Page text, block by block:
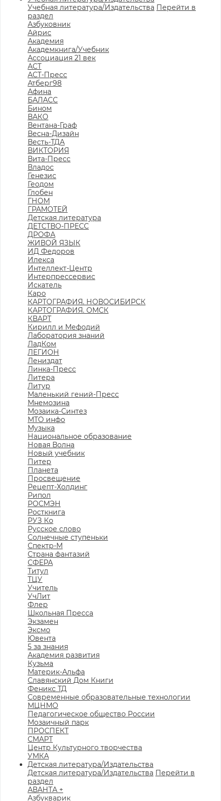
Учебная литература/Издательства Перейти в
раздел
Азбуковник
Айрис
Академия
Академкнига/Учебник
Ассоциация 21 век
АСТ
АСТ-Пресс
Атберг98
Афина
БАЛАСС
Бином
ВАКО
Вентана-Граф
Весна-Дизайн
Весть-ТДА
ВИКТОРИЯ
Вита-Пресс
Владос
Генезис
Геодом
Глобен
ГНОМ
ГРАМОТЕЙ
Детская литература
ДЕТСТВО-ПРЕСС
ДРОФА
ЖИВОЙ ЯЗЫК
ИД Федоров
Илекса
Интеллект-Центр
Интерпрессервис
Искатель
Каро
КАРТОГРАФИЯ. НОВОСИБИРСК
КАРТОГРАФИЯ. ОМСК
КВАРТ
Кирилл и Мефодий
Лаборатория знаний
ЛадКом
ЛЕГИОН
Лениздат
Линка-Пресс
Литера
Литур
Маленький гений-Пресс
Мнемозина
Мозаика-Синтез
МТО инфо
Музыка
Национальное образование
Новая Волна
Новый учебник
Питер
Планета
Просвещение
Рецепт-Холдинг
Рипол
РОСМЭН
Росткнига
РУЗ Ко
Русское слово
Солнечные ступеньки
Спектр-М
Страна фантазий
СФЕРА
Титул
ТЦУ
Учитель
УчЛит
Флер
Школьная Пресса
Экзамен
Эксмо
Ювента
5 за знания
Академия развития
Кузьма
Материк-Альфа
Славянский Дом Книги
Феникс ТД
Современные образовательные технологии
МЦНМО
Педагогическое общество России
Мозаичный парк
ПРОСПЕКТ
СМАРТ
Центр Культурного творчества
УМКА
Детская литература/Издательства
Детская литература/Издательства Перейти в
раздел
АВАНТА +
Азбукварик